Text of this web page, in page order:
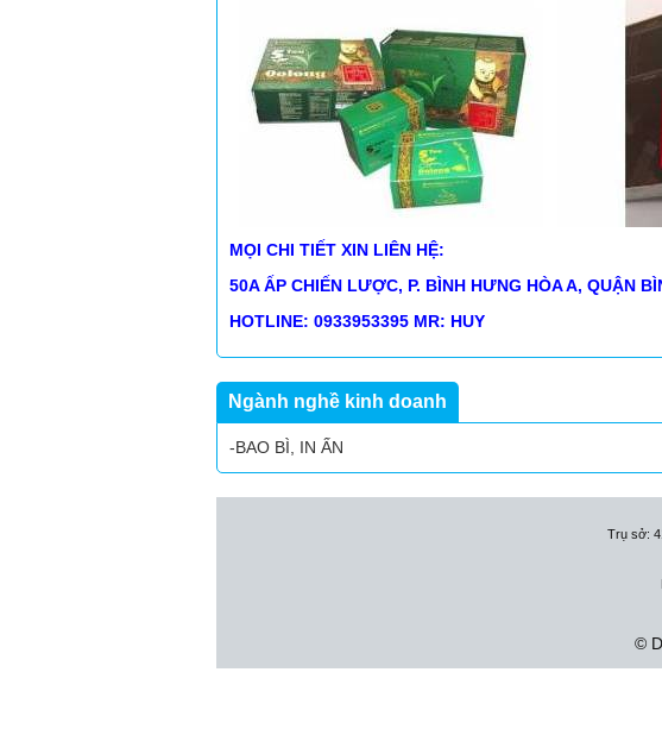
MỌI CHI TIẾT XIN LIÊN HỆ:
50A ẤP CHIẾN LƯỢC, P. BÌNH HƯNG HÒA A, QUẬN
HOTLINE: 0933953395 MR: HUY
Ngành nghề kinh doanh
-BAO BÌ, IN ẤN
Trụ sở:
©